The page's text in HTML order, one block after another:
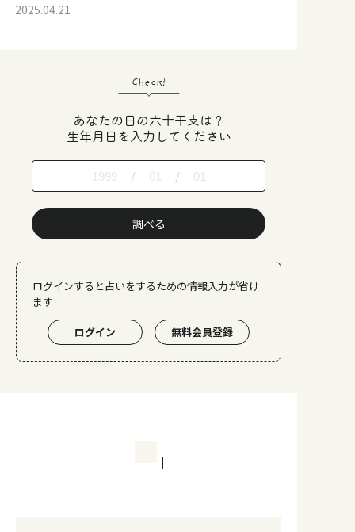
2025.04.21
Check!
あなたの日の六十干支は？
生年月日を入力してください
/ /
調べる
ログインすると占いをするための情報入力が省け
ます
ログイン
無料会員登録